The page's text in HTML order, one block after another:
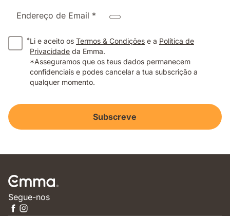
Endereço de Email *
*Li e aceito os Termos & Condições e a Política de
Privacidade da Emma.
*Asseguramos que os teus dados permanecem
confidenciais e podes cancelar a tua subscrição a
qualquer momento.
Subscreve
Segue-nos